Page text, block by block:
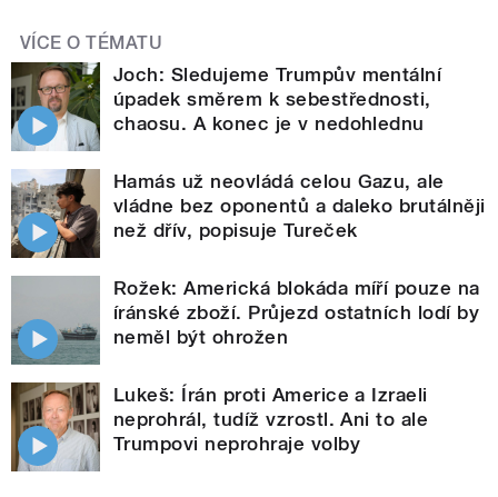
VÍCE O TÉMATU
Joch: Sledujeme Trumpův mentální
úpadek směrem k sebestřednosti,
chaosu. A konec je v nedohlednu
Hamás už neovládá celou Gazu, ale
vládne bez oponentů a daleko brutálněji
než dřív, popisuje Tureček
Rožek: Americká blokáda míří pouze na
íránské zboží. Průjezd ostatních lodí by
neměl být ohrožen
Lukeš: Írán proti Americe a Izraeli
neprohrál, tudíž vzrostl. Ani to ale
Trumpovi neprohraje volby